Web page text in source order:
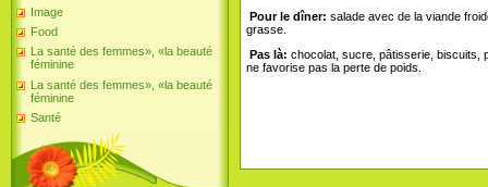
Image
Food
La santé des femmes», «la beauté
féminine
La santé des femmes», «la beauté
féminine
Santé
Pour le dîner: salade avec de la viande
grasse.
Pas là: chocolat, sucre, pâtisserie, biscuits,
ne favorise pas la perte de poids.